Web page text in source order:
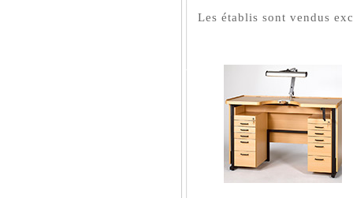
Les établis sont vendus